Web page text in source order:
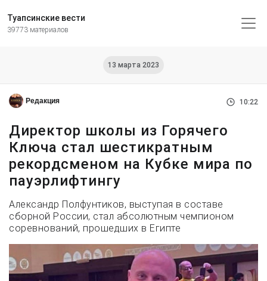
Туапсинские вести
39773 материалов
13 марта 2023
Редакция 10:22
Директор школы из Горячего
Ключа стал шестикратным
рекордсменом на Кубке мира по
пауэрлифтингу
Александр Полфунтиков, выступая в составе
сборной России, стал абсолютным чемпионом
соревнований, прошедших в Египте